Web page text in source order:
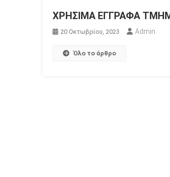
ΧΡΗΣΙΜΑ ΕΓΓΡΑΦΑ
20 Οκτωβρίου, 2023 Admin
Όλο το άρθρο